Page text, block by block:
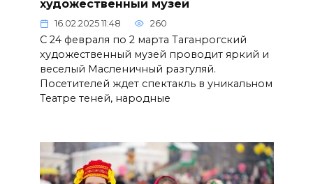
художественный музей
16.02.2025 11:48 260
С 24 февраля по 2 марта Таганрогский
художественный музей проводит яркий и
веселый Масленичный разгуляй.
Посетителей ждет спектакль в уникальном
Театре теней, народные